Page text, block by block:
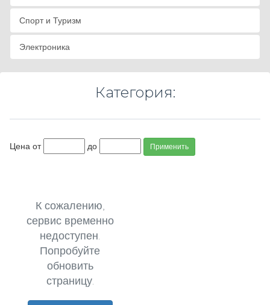
Спорт и Туризм
Электроника
Категория:
Цена от до Применить
К сожалению,
сервис временно
недоступен.
Попробуйте
обновить
страницу.